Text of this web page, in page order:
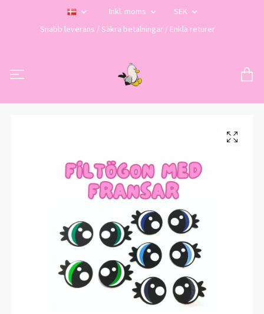
Inkl. moms
SEK
Snabb leverans / Säkra betalningar / Enkla returer